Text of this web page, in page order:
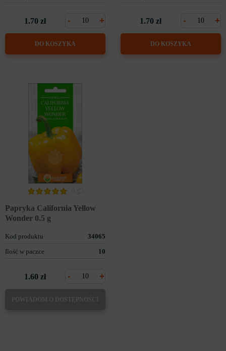
1.70 zł +
-
DO KOSZYKA
1.70 zł +
-
DO KOSZYKA
Papryka California Yellow
Wonder 0.5 g
Kod produktu
34065
Ilość w paczce
10
1.60 zł +
-
POWIADOM O DOSTĘPNOŚCI